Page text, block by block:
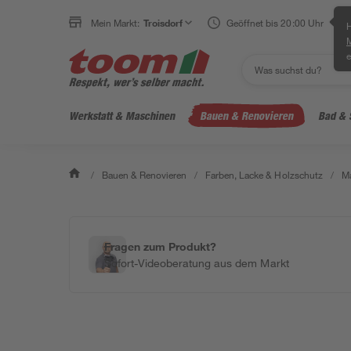
Mein Markt: Troisdorf Geöffnet bis 20:00 Uhr
Werkstatt & Maschinen Bauen & Renovieren Bad &
/ Bauen & Renovieren / Farben, Lacke & Holzschutz /
Fragen zum Produkt?
Sofort-Videoberatung aus dem Markt